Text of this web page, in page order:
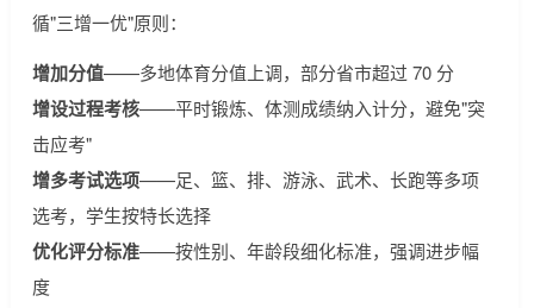
循"三增一优"原则：
增加分值——多地体育分值上调，部分省市超过 70 分
增设过程考核——平时锻炼、体测成绩纳入计分，避免"突
击应考"
增多考试选项——足、篮、排、游泳、武术、长跑等多项
选考，学生按特长选择
优化评分标准——按性别、年龄段细化标准，强调进步幅
度